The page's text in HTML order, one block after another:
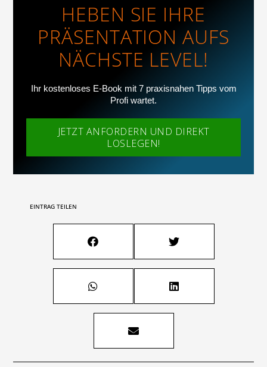
HEBEN SIE IHRE
PRÄSENTATION AUFS
NÄCHSTE LEVEL!
Ihr kostenloses E-Book mit 7 praxisnahen Tipps vom
Profi wartet.
JETZT ANFORDERN UND DIREKT
LOSLEGEN!
EINTRAG TEILEN